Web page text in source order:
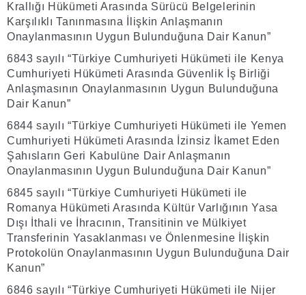
Krallığı Hükümeti Arasında Sürücü Belgelerinin
Karşılıklı Tanınmasına İlişkin Anlaşmanın
Onaylanmasının Uygun Bulunduğuna Dair Kanun”
6843 sayılı “Türkiye Cumhuriyeti Hükümeti ile Kenya
Cumhuriyeti Hükümeti Arasında Güvenlik İş Birliği
Anlaşmasının Onaylanmasının Uygun Bulunduğuna
Dair Kanun”
6844 sayılı “Türkiye Cumhuriyeti Hükümeti ile Yemen
Cumhuriyeti Hükümeti Arasında İzinsiz İkamet Eden
Şahısların Geri Kabulüne Dair Anlaşmanın
Onaylanmasının Uygun Bulunduğuna Dair Kanun”
6845 sayılı “Türkiye Cumhuriyeti Hükümeti ile
Romanya Hükümeti Arasında Kültür Varlığının Yasa
Dışı İthali ve İhracının, Transitinin ve Mülkiyet
Transferinin Yasaklanması ve Önlenmesine İlişkin
Protokolün Onaylanmasının Uygun Bulunduğuna Dair
Kanun”
6846 sayılı “Türkiye Cumhuriyeti Hükümeti ile Nijer